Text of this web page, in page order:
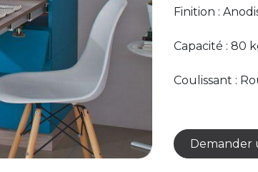
Finition :
Capacité : 80
Coulissant :
Demander